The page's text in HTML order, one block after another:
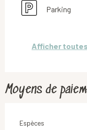
Parking
Afficher
Moyens de
Espèces